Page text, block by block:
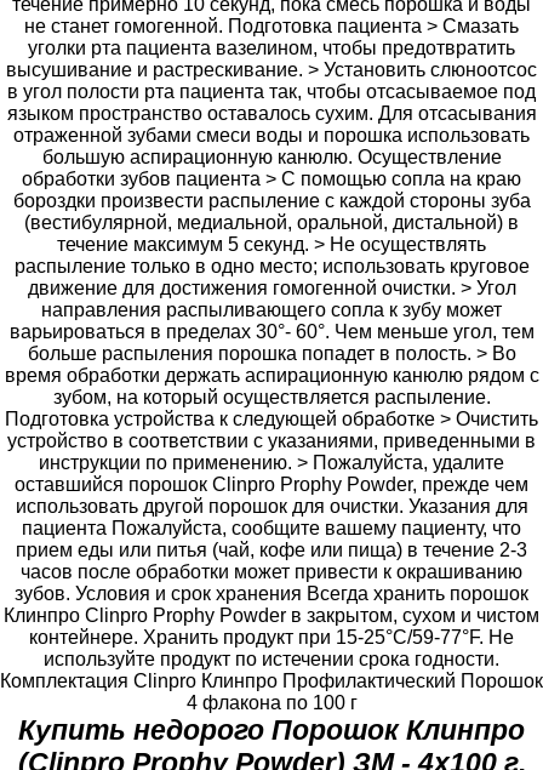
течение примерно 10 секунд, пока смесь порошка и воды
не станет гомогенной. Подготовка пациента > Смазать
уголки рта пациента вазелином, чтобы предотвратить
высушивание и растрескивание. > Установить слюноотсос
в угол полости рта пациента так, чтобы отсасываемое под
языком пространство оставалось сухим. Для отсасывания
отраженной зубами смеси воды и порошка использовать
большую аспирационную канюлю. Осуществление
обработки зубов пациента > С помощью сопла на краю
бороздки произвести распыление с каждой стороны зуба
(вестибулярной, медиальной, оральной, дистальной) в
течение максимум 5 секунд. > Не осуществлять
распыление только в одно место; использовать круговое
движение для достижения гомогенной очистки. > Угол
направления распыливающего сопла к зубу может
варьироваться в пределах 30°- 60°. Чем меньше угол, тем
больше распыления порошка попадет в полость. > Во
время обработки держать аспирационную канюлю рядом с
зубом, на который осуществляется распыление.
Подготовка устройства к следующей обработке > Очистить
устройство в соответствии с указаниями, приведенными в
инструкции по применению. > Пожалуйста, удалите
оставшийся порошок Clinpro Prophy Powder, прежде чем
использовать другой порошок для очистки. Указания для
пациента Пожалуйста, сообщите вашему пациенту, что
прием еды или питья (чай, кофе или пища) в течение 2-3
часов после обработки может привести к окрашиванию
зубов. Условия и срок хранения Всегда хранить порошок
Клинпро Clinpro Prophy Powder в закрытом, сухом и чистом
контейнере. Хранить продукт при 15-25°C/59-77°F. Не
используйте продукт по истечении срока годности.
Комплектация Clinpro Клинпро Профилактический Порошок
4 флакона по 100 г
Купить недорого Порошок Клинпро
(Clinpro Prophy Powder) ЗМ - 4х100 г.